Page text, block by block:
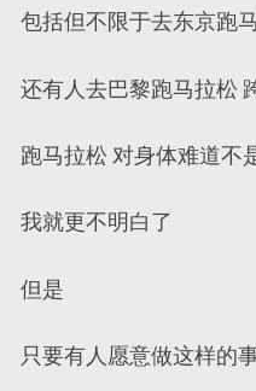
包括但不限于去东京跑
还有人去巴黎跑马拉松
跑马拉松 对身体难道不
我就更不明白了
但是
只要有人愿意做这样的